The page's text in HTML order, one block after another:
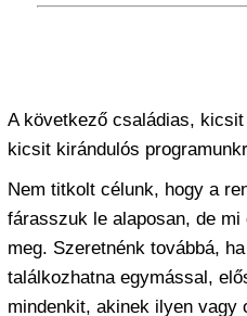
A következő családias,
kicsit kirándulós
Nem titkolt célunk, hogy a
fárasszuk le alaposan, de
meg. Szeretnénk továbbá,
találkozhatna egymással,
mindenkit, akinek ilyen vagy